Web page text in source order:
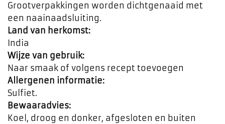
Grootverpakkingen worden dichtgenaaid met
een naainaadsluiting.
Land van herkomst:
India
Wijze van gebruik:
Naar smaak of volgens recept toevoegen
Allergenen informatie:
Sulfiet.
Bewaaradvies:
Koel, droog en donker, afgesloten en buiten